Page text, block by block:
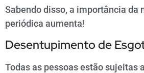
Sabendo disso, a importância da
periódica aumenta!
Desentupimento de
Todas as pessoas estão sujeitas